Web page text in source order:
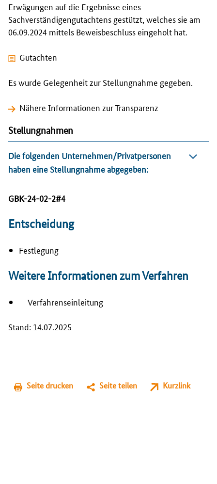
Erwägungen auf die Ergebnisse eines
Sachverständigengutachtens gestützt, welches sie am
06.09.2024 mittels Beweisbeschluss eingeholt hat.
Gutachten
Es wurde Gelegenheit zur Stellungnahme gegeben.
Nähere Informationen zur Transparenz
Stellungnahmen
Die folgenden Unternehmen/Privatpersonen
haben eine Stellungnahme abgegeben:
GBK-24-02-2#4
Entscheidung
Festlegung
Weitere Informationen zum Verfahren
Verfahrenseinleitung
Stand: 14.07.2025
Seite drucken Seite teilen Kurzlink